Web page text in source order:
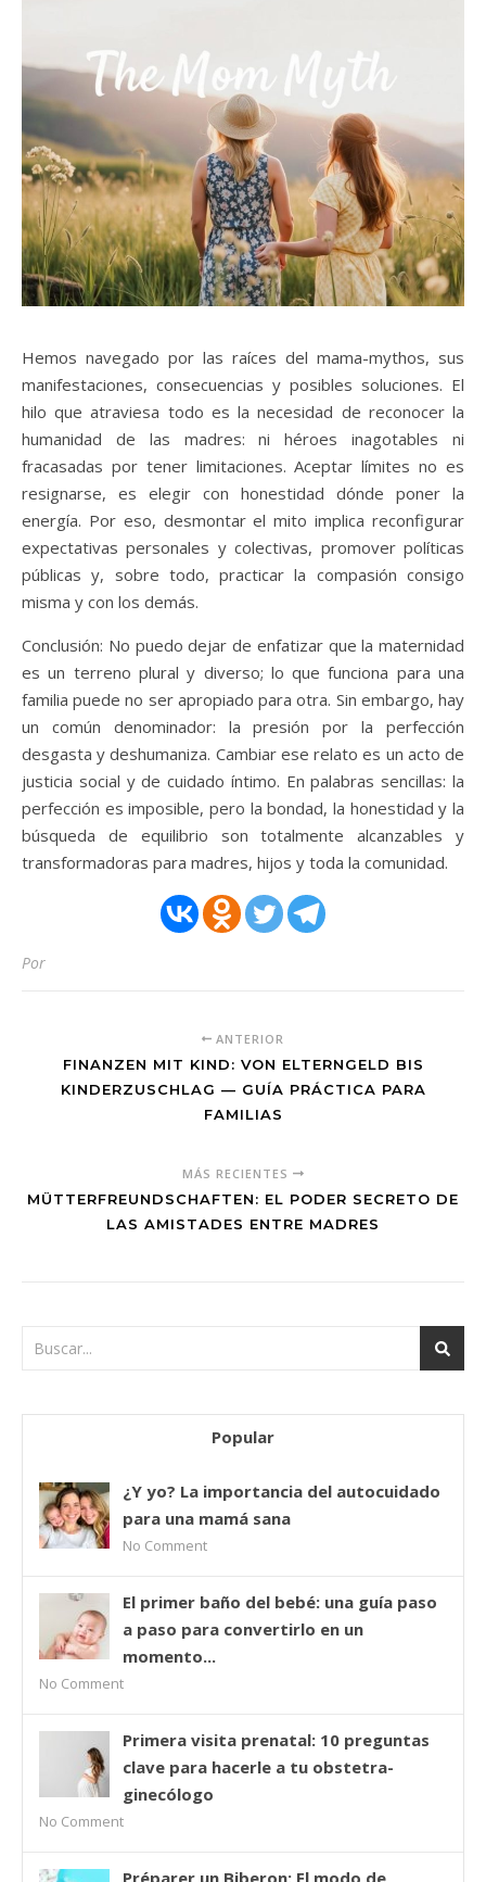
Hemos navegado por las raíces del mama-mythos, sus
manifestaciones, consecuencias y posibles soluciones. El
hilo que atraviesa todo es la necesidad de reconocer la
humanidad de las madres: ni héroes inagotables ni
fracasadas por tener limitaciones. Aceptar límites no es
resignarse, es elegir con honestidad dónde poner la
energía. Por eso, desmontar el mito implica reconfigurar
expectativas personales y colectivas, promover políticas
públicas y, sobre todo, practicar la compasión consigo
misma y con los demás.
Conclusión: No puedo dejar de enfatizar que la maternidad
es un terreno plural y diverso; lo que funciona para una
familia puede no ser apropiado para otra. Sin embargo, hay
un común denominador: la presión por la perfección
desgasta y deshumaniza. Cambiar ese relato es un acto de
justicia social y de cuidado íntimo. En palabras sencillas: la
perfección es imposible, pero la bondad, la honestidad y la
búsqueda de equilibrio son totalmente alcanzables y
transformadoras para madres, hijos y toda la comunidad.
Por
ANTERIOR
FINANZEN MIT KIND: VON ELTERNGELD BIS
KINDERZUSCHLAG — GUÍA PRÁCTICA PARA
FAMILIAS
MÁS RECIENTES
MÜTTERFREUNDSCHAFTEN: EL PODER SECRETO DE
LAS AMISTADES ENTRE MADRES
Popular
¿Y yo? La importancia del autocuidado
para una mamá sana
No Comment
El primer baño del bebé: una guía paso
a paso para convertirlo en un
momento...
No Comment
Primera visita prenatal: 10 preguntas
clave para hacerle a tu obstetra-
ginecólogo
No Comment
Préparer un Biberon: El modo de